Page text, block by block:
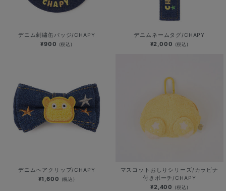
デニム刺繍缶バッジ/CHAPY
¥900 (税込)
デニムネームタグ/CHAPY
¥2,000 (税込)
デニムヘアクリップ/CHAPY
¥1,600 (税込)
マスコットおしりシリーズ/カラビナ
付きポーチ/CHAPY
¥2,400 (税込)